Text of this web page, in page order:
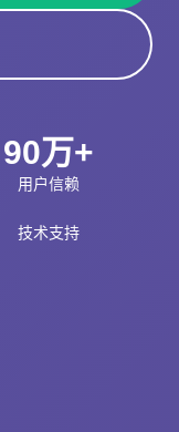
90万+
用户信赖
技术支持